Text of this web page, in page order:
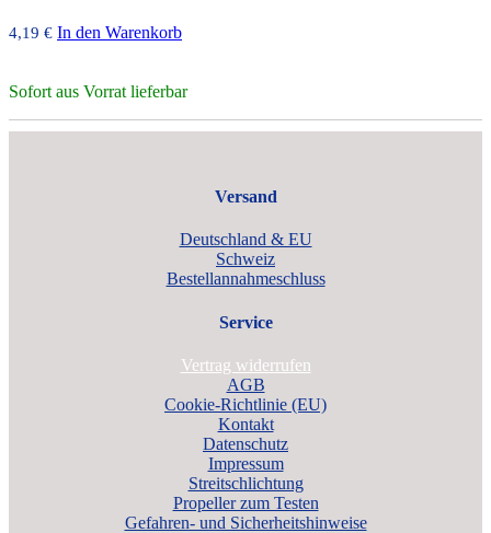
4,19 € In den Warenkorb
Sofort aus Vorrat lieferbar
Versand
Deutschland & EU
Schweiz
Bestellannahmeschluss
Service
Vertrag widerrufen
AGB
Cookie-Richtlinie (EU)
Kontakt
Datenschutz
Impressum
Streitschlichtung
Propeller zum Testen
Gefahren- und Sicherheitshinweise